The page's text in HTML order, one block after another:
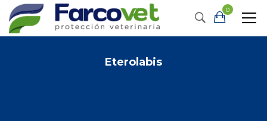
0
Eterolabis